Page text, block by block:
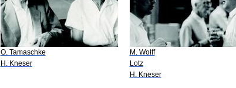
O. Tamaschke
H. Kneser
M. Wolff
Lotz
H. Kneser